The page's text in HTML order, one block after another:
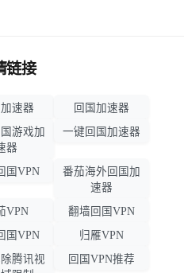
链接
速器
回国加速器
游戏加
器
一键回国加速器
国VPN
番茄海外回国加
速器
VPN
翻墙回国VPN
国VPN
归雁VPN
腾讯视
回国VPN推荐